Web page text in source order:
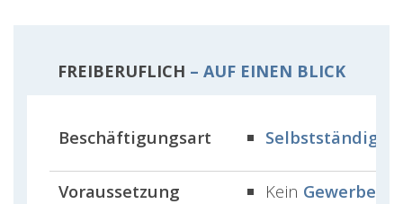
FREIBERUFLICH – AUF EINEN BLICK
Beschäftigungsart Selbstständige
Voraussetzung Kein